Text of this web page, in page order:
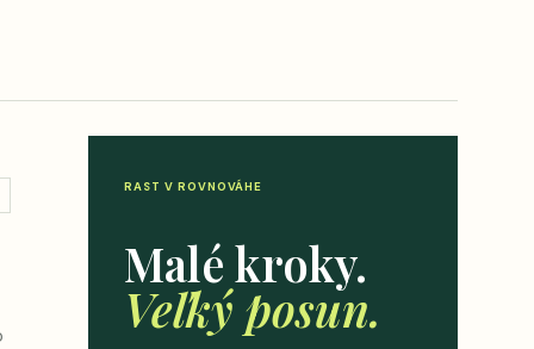
RAST V ROVNOVÁHE
Malé kroky.
Veľký posun.